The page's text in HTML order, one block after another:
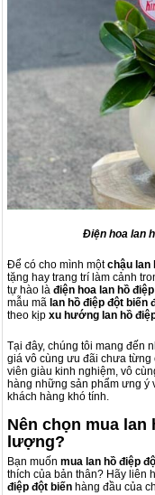
Điện hoa lan
Để có cho mình mộtchậu lan
tặng hay trang trí làm cảnh
tự hào là điện hoa lan hồ
mẫu mã lan hồ điệp đột biến
theo kịp xu hướng lan hồ
Tại đây, chúng tôi mang đến
giá vô cùng ưu đãi chưa
viên giàu kinh nghiệm, vô
hàng những sản phẩm ưng ý
khách hàng khó tính.
Nên chọn mua
lượng?
Bạn muốn mua lan hồ điệp
thích của bản thân? Hãy liên
điệp đột biến hàng đầu của